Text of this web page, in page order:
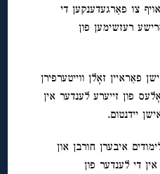
צו פאַרגעדענקען די
רעזשימען פון
פאַראיין זאָלן ווייטערפירן
פון זייערע לענדער אין
יידנטום.
איבערן חורבן און
די לענדער פון